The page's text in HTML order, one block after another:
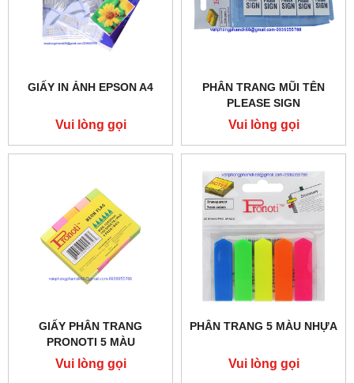
GIẤY IN ẢNH EPSON A4
Vui lòng gọi
PHÂN TRANG MŨI TÊN
PLEASE SIGN
Vui lòng gọi
GIẤY PHÂN TRANG
PRONOTI 5 MÀU
Vui lòng gọi
PHÂN TRANG 5 MÀU NHỰA
Vui lòng gọi